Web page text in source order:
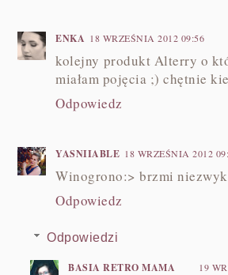
ENKA 18 WRZEŚNIA 2012 09:56
kolejny produkt Alterry o
miałam pojęcia ;) chętnie
Odpowiedz
YASNIIABLE 18 WRZEŚNIA 2012
Winogrono:> brzmi
Odpowiedz
Odpowiedzi
BASIA RETRO MAMA 19